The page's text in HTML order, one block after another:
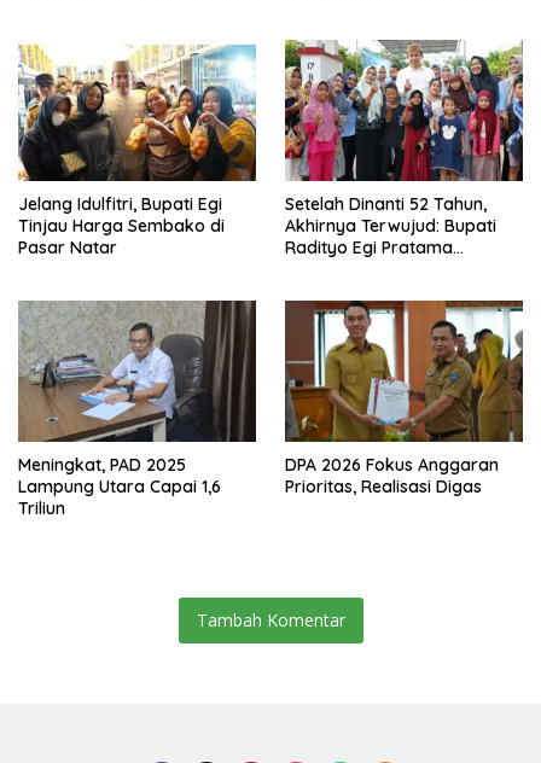
Jelang Idulfitri, Bupati Egi
Tinjau Harga Sembako di
Pasar Natar
Setelah Dinanti 52 Tahun,
Akhirnya Terwujud: Bupati
Radityo Egi Pratama
Meningkat, PAD 2025
Lampung Utara Capai 1,6
Triliun
DPA 2026 Fokus Anggaran
Prioritas, Realisasi Digas
Tambah Komentar